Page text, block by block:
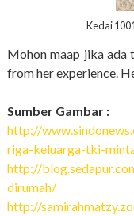
Kedai
Mohon maap jika ada
from her experience.
Sumber Gambar :
http://
riga-keluarga-tki-
http://
dirumah/
http://